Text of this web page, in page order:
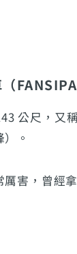
公尺，又
。
厲害，曾經